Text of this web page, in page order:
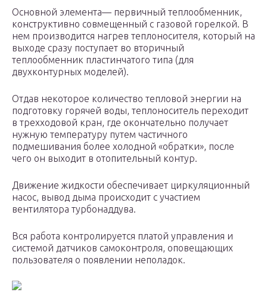
Основной элемента— первичный теплообменник,
конструктивно совмещенный с газовой горелкой. В
нем производится нагрев теплоносителя, который на
выходе сразу поступает во вторичный
теплообменник пластинчатого типа (для
двухконтурных моделей).
Отдав некоторое количество тепловой энергии на
подготовку горячей воды, теплоноситель переходит
в трехходовой кран, где окончательно получает
нужную температуру путем частичного
подмешивания более холодной «обратки», после
чего он выходит в отопительный контур.
Движение жидкости обеспечивает циркуляционный
насос, вывод дыма происходит с участием
вентилятора турбонаддува.
Вся работа контролируется платой управления и
системой датчиков самоконтроля, оповещающих
пользователя о появлении неполадок.